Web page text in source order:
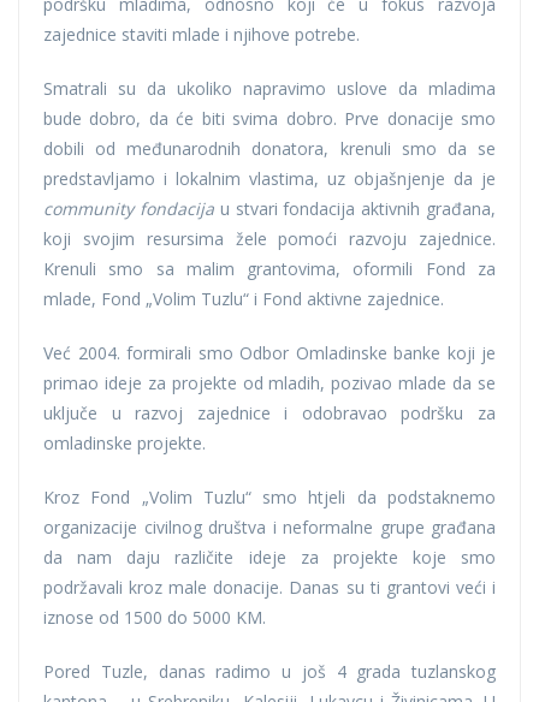
zajednice staviti mlade i njihove potrebe.
Smatrali su da ukoliko napravimo uslove da mladima
bude dobro, da će biti svima dobro. Prve donacije smo
dobili od međunarodnih donatora, krenuli smo da se
predstavljamo i lokalnim vlastima, uz objašnjenje da je
community fondacijau stvari fondacija aktivnih građana,
koji svojim resursima žele pomoći razvoju zajednice.
Krenuli smo sa malim grantovima, oformili Fond za
mlade, Fond „Volim Tuzlu“ i Fond aktivne zajednice.
Već 2004. formirali smo Odbor Omladinske banke koji je
primao ideje za projekte od mladih, pozivao mlade da se
uključe u razvoj zajednice i odobravao podršku za
omladinske projekte.
Kroz Fond „Volim Tuzlu“ smo htjeli da podstaknemo
organizacije civilnog društva i neformalne grupe građana
da nam daju različite ideje za projekte koje smo
podržavali kroz male donacije. Danas su ti grantovi veći i
iznose od 1500 do 5000 KM.
Pored Tuzle, danas radimo u još 4 grada tuzlanskog